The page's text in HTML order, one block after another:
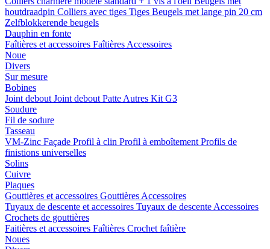
houtdraadpin Colliers avec tiges Tiges Beugels met lange pin 20 cm
Zelfblokkerende beugels
Dauphin en fonte
Faîtières et accessoires Faîtières Accessoires
Noue
Divers
Sur mesure
Bobines
Joint debout Joint debout Patte Autres Kit G3
Soudure
Fil de sodure
Tasseau
VM-Zinc Façade Profil à clin Profil à emboîtement Profils de
finistions universelles
Solins
Cuivre
Plaques
Gouttières et accessoires Gouttières Accessoires
Tuyaux de descente et accessoires Tuyaux de descente Accessoires
Crochets de gouttières
Faitières et accessoires Faîtières Crochet faîtière
Noues